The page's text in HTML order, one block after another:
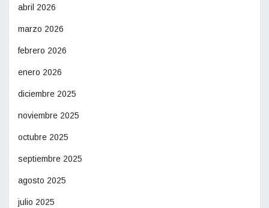
abril 2026
marzo 2026
febrero 2026
enero 2026
diciembre 2025
noviembre 2025
octubre 2025
septiembre 2025
agosto 2025
julio 2025